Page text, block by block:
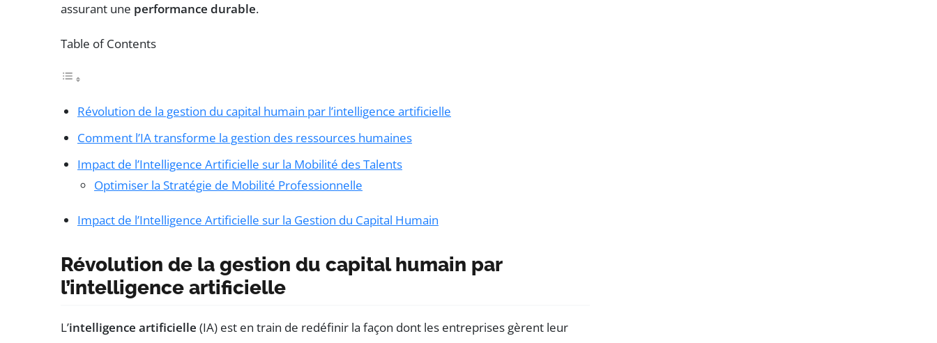
assurant une performance durable.
Table of Contents
Révolution de la gestion du capital humain par l’intelligence artificielle
Comment l’IA transforme la gestion des ressources humaines
Impact de l’Intelligence Artificielle sur la Mobilité des Talents
Optimiser la Stratégie de Mobilité Professionnelle
Impact de l’Intelligence Artificielle sur la Gestion du Capital Humain
Révolution de la gestion du capital humain par
l’intelligence artificielle
L’intelligence artificielle (IA) est en train de redéfinir la façon dont les entreprises gèrent leur